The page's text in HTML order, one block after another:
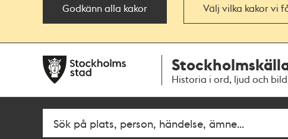
Godkänn alla kakor Välj vilka kakor vi
navigationen
huvudinnehållet
Historia i ord, ljud och bild
SökFritextsök